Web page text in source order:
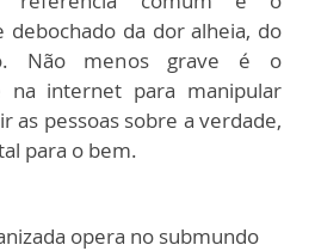
da dor alheia, do
Não menos grave é o
na internet para manipular
as pessoas sobre a verdade,
para o bem.
opera no submundo